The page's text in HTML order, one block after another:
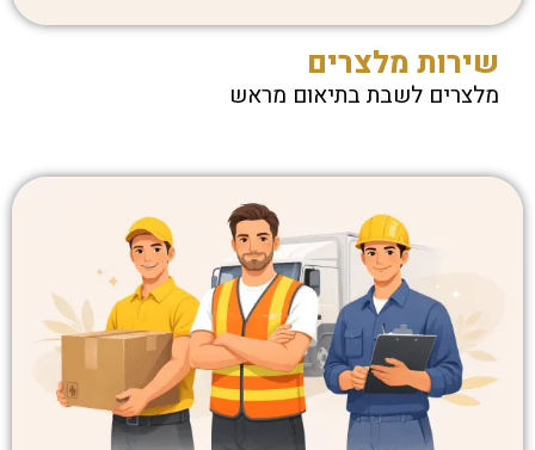
שירות מלצרים
מלצרים לשבת בתיאום מראש